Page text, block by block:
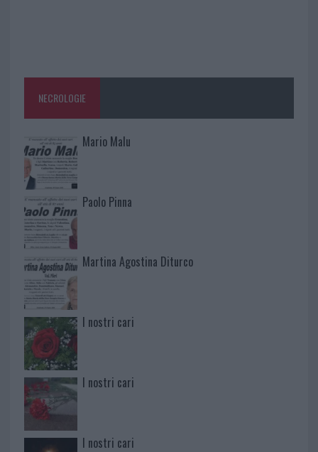
NECROLOGIE
Mario Malu
Paolo Pinna
Martina Agostina Diturco
I nostri cari
I nostri cari
I nostri cari